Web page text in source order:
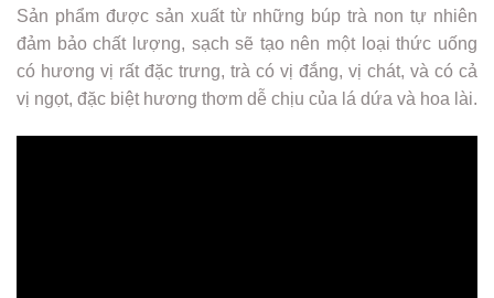
Sản phẩm được sản xuất từ những búp trà non tự nhiên
đảm bảo chất lượng, sạch sẽ tạo nên một loại thức uống
có hương vị rất đặc trưng, trà có vị đắng, vị chát, và có cả
vị ngọt, đặc biệt hương thơm dễ chịu của lá dứa và hoa lài.